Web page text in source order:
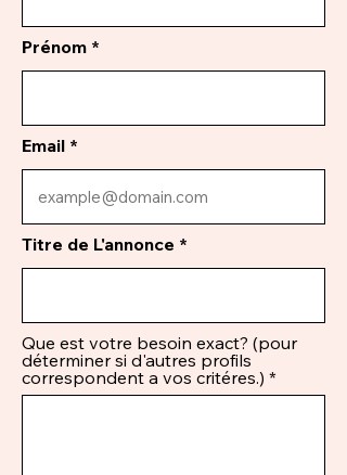
Prénom
Email
Titre de L'annonce
Que est votre besoin exact? (pour
déterminer si d'autres profils
correspondent a vos critéres.)